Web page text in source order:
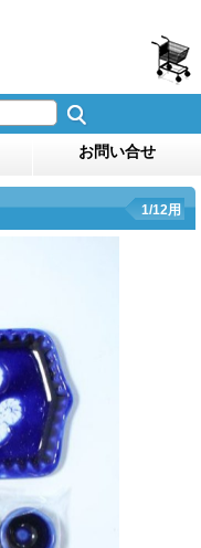
お問い合せ
1/12用